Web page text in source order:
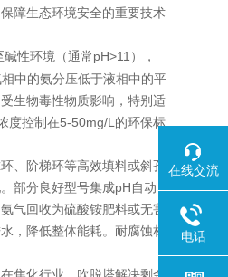
障生态环境安全的重要技术
性环境（通常pH>11），
中的氨分压低于液相中的平
生物毒性物质影响，特别适
度控制在5-50mg/L的环保标
阶梯环等高效填料或斜孔
部分良好型号集成pH自动
气回收为硫酸铵肥料或无害
，降低整体能耗。耐腐蚀材
在线交流
电话